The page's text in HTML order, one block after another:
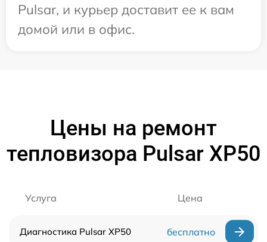
Pulsar, и курьер доставит ее к вам
домой или в офис.
Цены на ремонт
тепловизора Pulsar XP50
Услуга Цена
Диагностика Pulsar XP50 бесплатно